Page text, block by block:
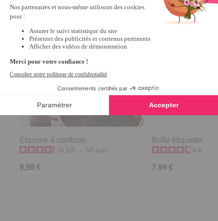
Etamine à confiture
4.1 /5 - 50 avis
9,99 €
Boîte étiquettes
4.6
7,99 €